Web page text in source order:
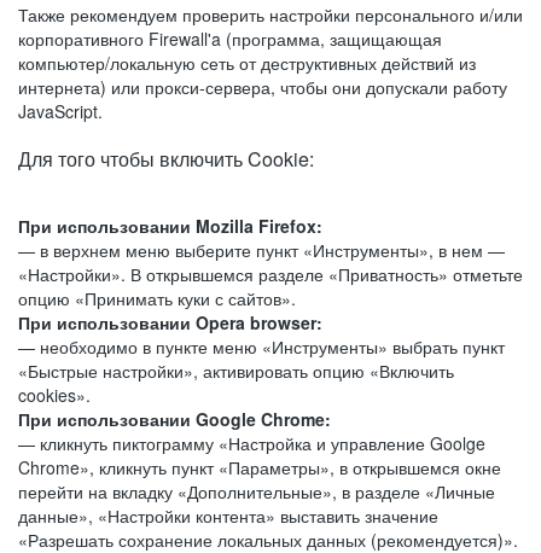
Также рекомендуем проверить настройки персонального и/или
корпоративного Firewall'a (программа, защищающая
компьютер/локальную сеть от деструктивных действий из
интернета) или прокси-сервера, чтобы они допускали работу
JavaScript.
Для того чтобы включить Cookie:
При использовании Mozilla Firefox:
— в верхнем меню выберите пункт «Инструменты», в нем —
«Настройки». В открывшемся разделе «Приватность» отметьте
опцию «Принимать куки с сайтов».
При использовании Opera browser:
— необходимо в пункте меню «Инструменты» выбрать пункт
«Быстрые настройки», активировать опцию «Включить
cookies».
При использовании Google Chrome:
— кликнуть пиктограмму «Настройка и управление Goolge
Chrome», кликнуть пункт «Параметры», в открывшемся окне
перейти на вкладку «Дополнительные», в разделе «Личные
данные», «Настройки контента» выставить значение
«Разрешать сохранение локальных данных (рекомендуется)».